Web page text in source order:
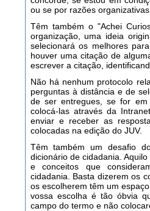
ou se por razões
Têm também o "Achei
organização, uma ideia
selecionará os melhores
houver uma citação de
escrever a citação,
Não há nenhum protocolo
perguntas à distância e de
de ser entregues, se for
colocá-las através da
enviar e receber as
colocadas na edição do JUV.
Têm também um desafio
dicionário de cidadania.
e conceitos que
cidadania. Basta dizerem os
os escolherem têm um
vossa escolha é tão óbvia
campo do termo e não